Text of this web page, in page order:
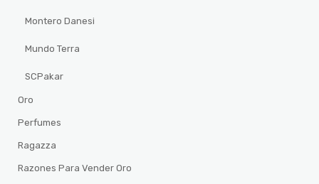
Montero Danesi
Mundo Terra
SCPakar
Oro
Perfumes
Ragazza
Razones Para Vender Oro